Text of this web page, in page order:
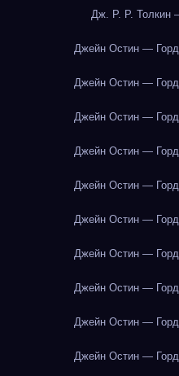
Дж. Р. Р. Толкин
Джейн Остин —
Джейн Остин —
Джейн Остин —
Джейн Остин —
Джейн Остин —
Джейн Остин —
Джейн Остин —
Джейн Остин —
Джейн Остин —
Джейн Остин —